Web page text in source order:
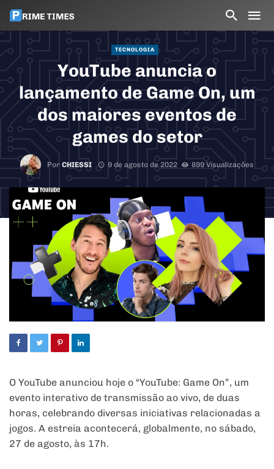
TECNOLOGIA
YouTube anuncia o
lançamento de Game On, um
dos maiores eventos de
games do setor
PorCHIESSI 9 de agosto de 2022 899 Visualizações
O YouTube anunciou hoje o “YouTube: Game On”, um
evento interativo de transmissão ao vivo, de duas
horas, celebrando diversas iniciativas relacionadas a
jogos. A estreia acontecerá, globalmente, no sábado,
27 de agosto, às 17h.